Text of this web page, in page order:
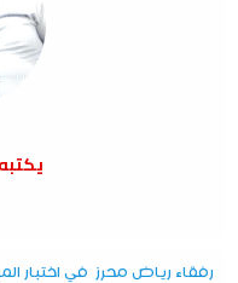
رفقاء رياض محرز في اختبار